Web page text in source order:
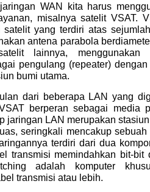
WAN kita harus
misalnya satelit VSAT.
yang terdiri atas
antena parabola
lainnya,
pengulang (repeater)
bumi utama.
dari beberapa LAN yang
berperan sebagai media
jaringan LAN merupakan
seringkali mencakup
terdiri dari dua
transmisi memindahkan bit-
adalah komputer
transmisi atau lebih.